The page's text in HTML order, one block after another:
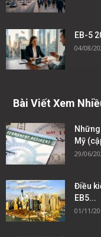
EB-5
04/08/
Bài Viết Xem
Mỹ
29/06/
Điều
EB5...
01/11/